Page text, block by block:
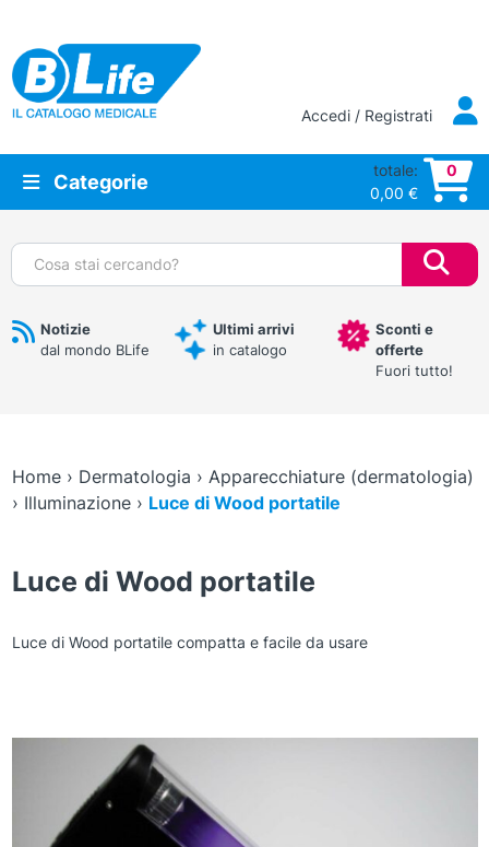
Vai al contenuto principale
Accedi / Registrati
Categorie
totale:
0,00 €
0
Cerca:
Notizie
dal mondo BLife
Ultimi arrivi
in catalogo
Sconti e
offerte
Fuori tutto!
Home› Dermatologia › Apparecchiature (dermatologia)
› Illuminazione› Luce di Wood portatile
Luce di Wood portatile
Luce di Wood portatile compatta e facile da usare